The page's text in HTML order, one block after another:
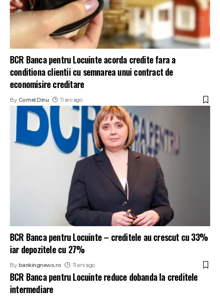
BCR Banca pentru Locuinte acorda credite fara a
conditiona clientii cu semnarea unui contract de
economisire creditare
By Cornel Dinu 11 ani ago
BCR Banca pentru Locuinte – creditele au crescut cu 33%
iar depozitele cu 27%
By bankingnews.ro 11 ani ago
BCR Banca pentru Locuinte reduce dobanda la creditele
intermediare